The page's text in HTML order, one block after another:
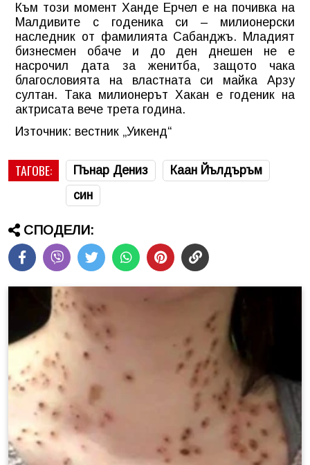
Към този момент Ханде Ерчел е на почивка на
Малдивите с годеника си – милионерски
наследник от фамилията Сабанджъ. Младият
бизнесмен обаче и до ден днешен не е
насрочил дата за женитба, защото чака
благословията на властната си майка Арзу
султан. Така милионерът Хакан е годеник на
актрисата вече трета година.
Източник: вестник „Уикенд“
ТАГОВЕ: Пънар Дениз
Каан Йълдъръм
син
СПОДЕЛИ: